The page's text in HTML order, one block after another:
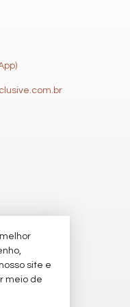
natural
site e
meio de